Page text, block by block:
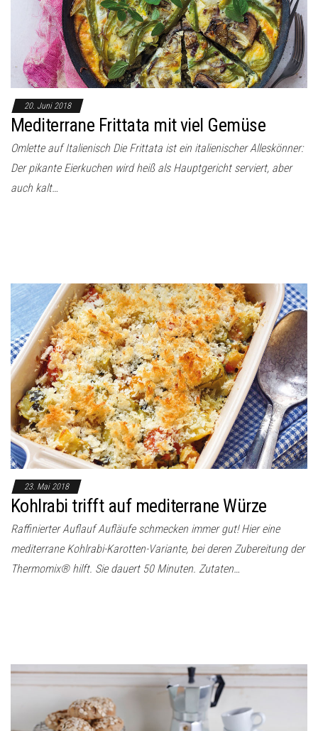
20. Juni 2018
Mediterrane Frittata mit viel Gemüse
Omlette auf Italienisch Die Frittata ist ein italienischer Alleskönner:
Der pikante Eierkuchen wird heiß als Hauptgericht serviert, aber
auch kalt…
23. Mai 2018
Kohlrabi trifft auf mediterrane Würze
Raffinierter Auflauf Aufläufe schmecken immer gut! Hier eine
mediterrane Kohlrabi-Karotten-Variante, bei deren Zubereitung der
Thermomix® hilft. Sie dauert 50 Minuten. Zutaten…